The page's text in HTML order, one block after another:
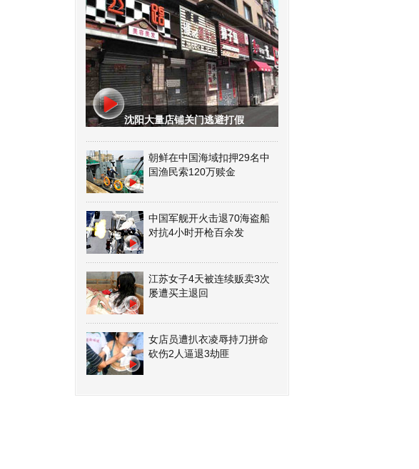
沈阳大量店铺关门逃避打假
朝鲜在中国海域扣押29名中
国渔民索120万赎金
中国军舰开火击退70海盗船
对抗4小时开枪百余发
江苏女子4天被连续贩卖3次
屡遭买主退回
女店员遭扒衣凌辱持刀拼命
砍伤2人逼退3劫匪